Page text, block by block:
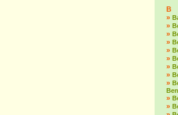
B
»
»
»
»
»
»
»
»
»
»
»